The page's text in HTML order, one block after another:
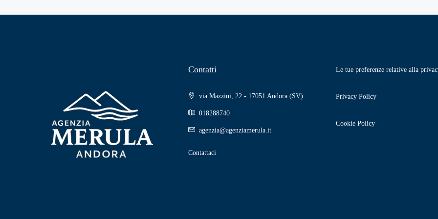
Contatti
via Mazzini, 22 - 17051 Andora (SV)
018288740
agenzia@agenziamerula.it
Contattaci
Le tue preferenze relative alla
Privacy Policy
Cookie Policy